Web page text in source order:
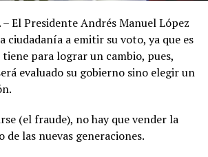
– El Presidente Andrés Manuel López
ciudadanía a emitir su voto, ya que es
para lograr un cambio, pues,
evaluado su gobierno sino elegir un
(el fraude), no hay que vender la
las nuevas generaciones.